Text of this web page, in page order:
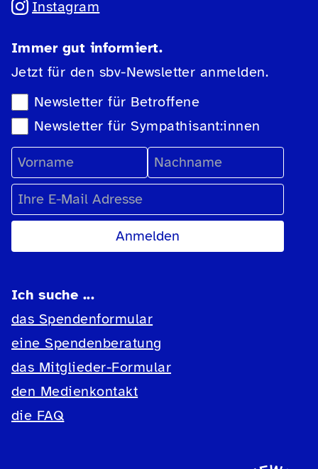
Instagram
Immer gut informiert.
Jetzt für den sbv-Newsletter anmelden.
Newsletter-Auswahl
Newsletter für Betroffene
Newsletter für Sympathisant:innen
Vorname
Nachname
E-Mail Adresse
Ich suche ...
das Spendenformular
eine Spendenberatung
das Mitglieder-Formular
den Medienkontakt
die FAQ